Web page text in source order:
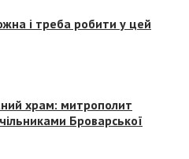
і треба робити у цей
храм: митрополит
Броварської